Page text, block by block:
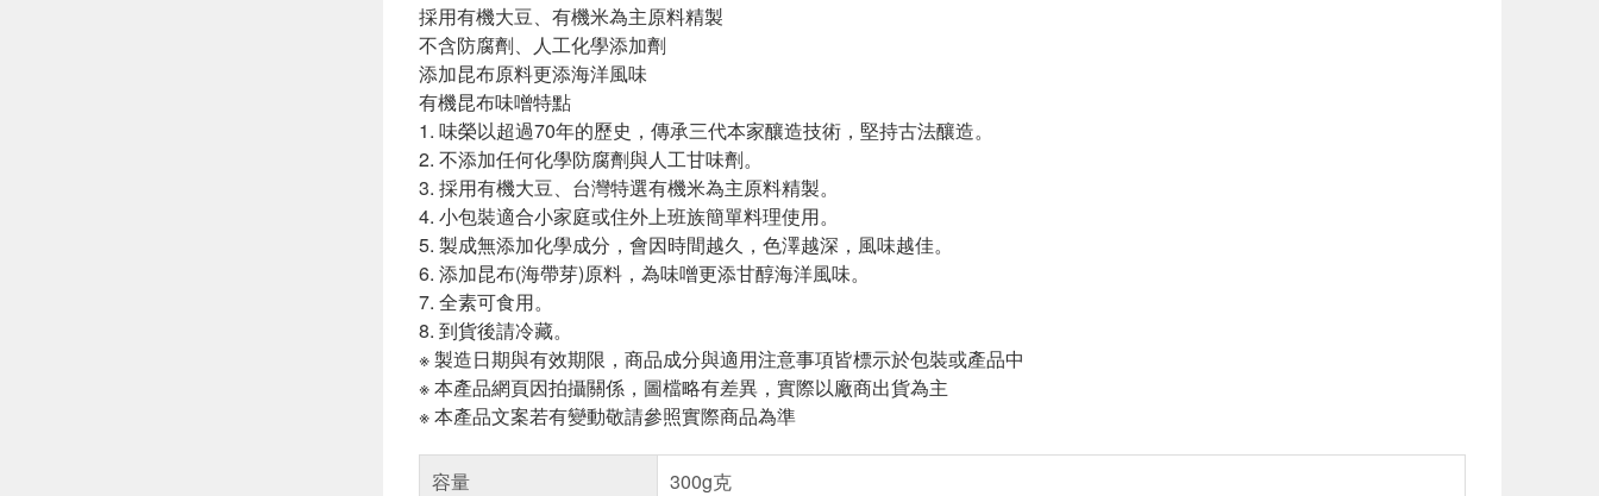
採用有機大豆、有機米為主原料精製
不含防腐劑、人工化學添加劑
添加昆布原料更添海洋風味
有機昆布味噌特點
1. 味榮以超過70年的歷史，傳承三代本家釀造技術，堅持古法釀造。
2. 不添加任何化學防腐劑與人工甘味劑。
3. 採用有機大豆、台灣特選有機米為主原料精製。
4. 小包裝適合小家庭或住外上班族簡單料理使用。
5. 製成無添加化學成分，會因時間越久，色澤越深，風味越佳。
6. 添加昆布(海帶芽)原料，為味噌更添甘醇海洋風味。
7. 全素可食用。
8. 到貨後請冷藏。
※ 製造日期與有效期限，商品成分與適用注意事項皆標示於包裝或產品中
※ 本產品網頁因拍攝關係，圖檔略有差異，實際以廠商出貨為主
※ 本產品文案若有變動敬請參照實際商品為準
容量
300g克